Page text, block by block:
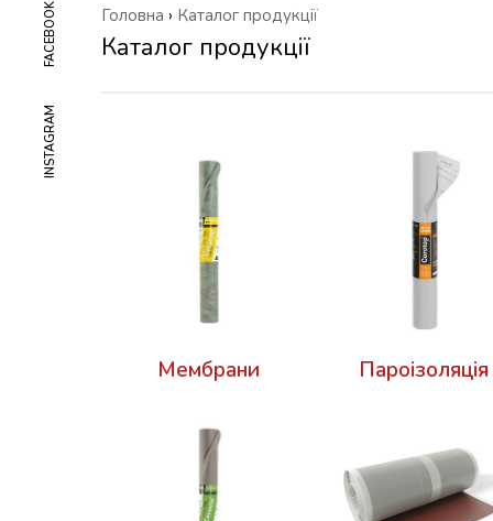
INSTAGRAM
FACEBOOK Головна › Каталог продукції
Каталог продукції
Мембрани Пароізоляція